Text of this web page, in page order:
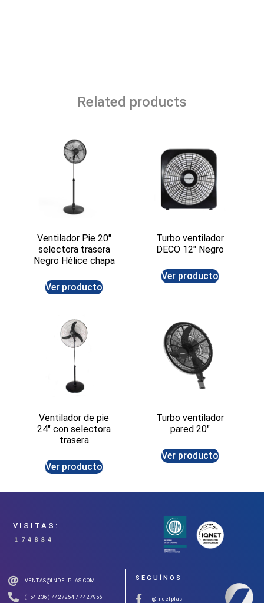
Related products
Ventilador Pie 20″
selectora trasera
Negro Hélice chapa
Ver producto
Turbo ventilador
DECO 12″ Negro
Ver producto
Ventilador de pie
24″ con selectora
trasera
Ver producto
Turbo ventilador
pared 20″
Ver producto
VISITAS:
VENTAS@INDELPLAS.COM
(+54 236) 4427254 / 4427956
SEGUÍNOS
@indelplas